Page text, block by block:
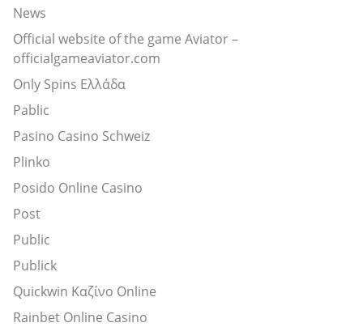
News
Official website of the game Aviator –
officialgameaviator.com
Only Spins Ελλάδα
Pablic
Pasino Casino Schweiz
Plinko
Posido Online Casino
Post
Public
Publick
Quickwin Καζίνο Online
Rainbet Online Casino